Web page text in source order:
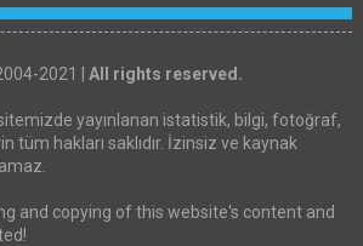
2021 | All rights reserved.
yayınlanan istatistik, bilgi, fotoğraf,
tüm hakları saklıdır. İzinsiz ve kaynak
and copying of this website's content and